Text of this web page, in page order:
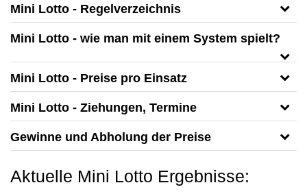
Mini Lotto - Regelverzeichnis
Mini Lotto - wie man mit einem System spielt?
Mini Lotto - Preise pro Einsatz
Mini Lotto - Ziehungen, Termine
Gewinne und Abholung der Preise
Aktuelle Mini Lotto Ergebnisse: